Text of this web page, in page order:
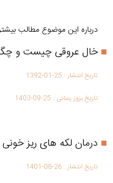
درباره این موضوع مطالب
خال عروقی چیست و
تاریخ انتشار : 1392-01-25
تاریخ بروز رسانی : 1403-09-25
درمان لکه های ریز خونی
تاریخ انتشار : 1401-08-26